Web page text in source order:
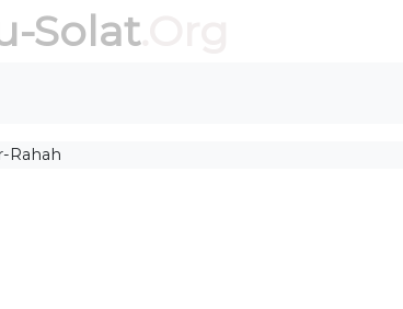
Solat.Org
Rahah